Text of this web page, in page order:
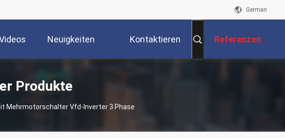
German
Neuigkeiten Kontaktieren Referenzen
Produkte
Mehrmotorschalter Vfd-Inverter 3 Phase